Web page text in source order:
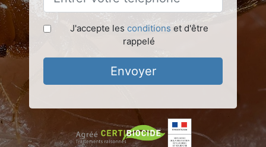
J'accepte les conditions et d'être
rappelé
Envoyer